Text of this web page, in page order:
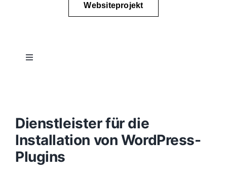
Websiteprojekt
Toggle
Konzept
Design
Dienstleister für die
Installation von WordPress-
Plugins